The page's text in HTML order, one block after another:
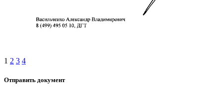
1 2 3 4
Отправить документ